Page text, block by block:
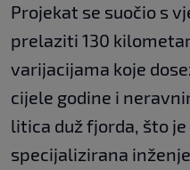
Projekat se suočio s
prelaziti 130
varijacijama koje
cijele godine i
litica duž fjorda, što
specijalizirana